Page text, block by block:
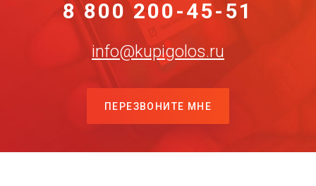
8 800 200-45-51
info@kupigolos.ru
ПЕРЕЗВОНИТЕ МНЕ